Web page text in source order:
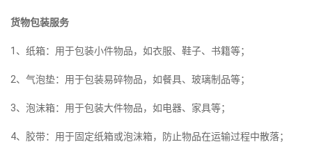
货物包装服务
1、纸箱：用于包装小件物品，如衣服、鞋子、书籍等；
2、气泡垫：用于包装易碎物品，如餐具、玻璃制品等；
3、泡沫箱：用于包装大件物品，如电器、家具等；
4、胶带：用于固定纸箱或泡沫箱，防止物品在运输过程中散落；